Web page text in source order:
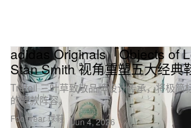
Footwear 球鞋
adidas Originals「Objects of
Stan Smith 视角重塑五大经典
Trefoil 三叶草致敬品牌设计传承，将极简
的鞋款阵容。
Jun 4, 2026